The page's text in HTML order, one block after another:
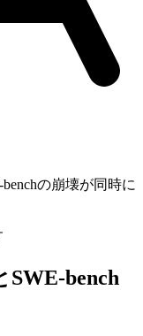
の崩壊が同時に
SWE-bench